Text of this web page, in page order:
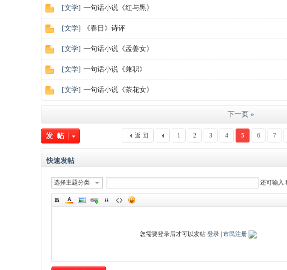
[文学] 一句话小说《红与黑》
[文学] 《春日》诗评
[文学] 一句话小说《孟姜女》
[文学] 一句话小说《兼职》
[文学] 一句话小说《茶花女》
下一页 »
1 2 3 4 5 6 7
返 回
快速发帖
选择主题分类 还可输入
您需要登录后才可以发帖 登录 市民注册